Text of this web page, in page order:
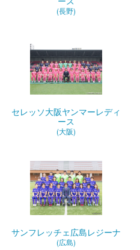
(長野)
セレッソ大阪ヤンマーレディ
ース
(大阪)
サンフレッチェ広島レジーナ
(広島)